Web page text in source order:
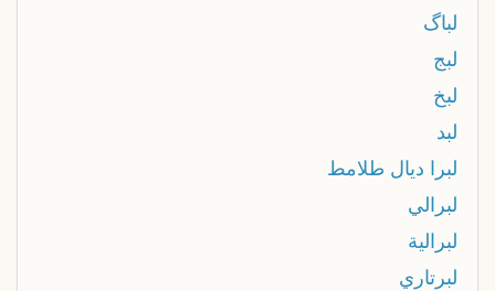
لباگ
لبج
لبخ
لبد
لبرا ديال طلامط
لبرالي
لبرالية
لبرتاري